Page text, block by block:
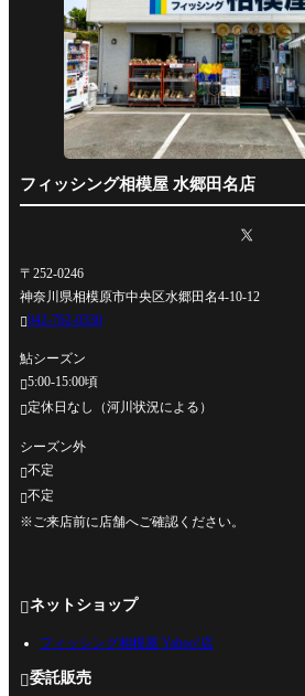
フィッシング相模屋 水郷田名店
〒252-0246
神奈川県相模原市中央区水郷田名4-10-12
042-762-0330
鮎シーズン
5:00-15:00頃
定休日なし（河川状況による）
シーズン外
不定
不定
※ご来店前に店舗へご確認ください。
ネットショップ
フィッシング相模屋 Yahoo!店
委託販売